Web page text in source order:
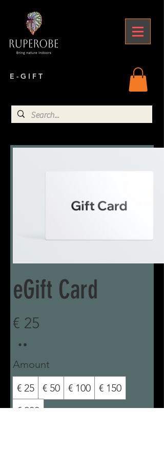
E - G I F T
eGift Card
€ 25
Amount
€ 25
€ 50 € 100
€ 150
€ 200